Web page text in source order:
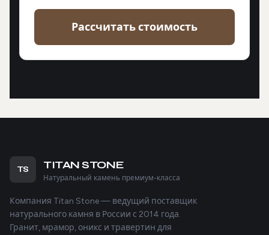
Рассчитать стоимость
TS TITAN STONE
Натуральный камень премиум-класса
Компания Titan Stone — ведущий поставщик
натурального камня в России с 2014 года.
Гранит, мрамор, оникс и травертин для